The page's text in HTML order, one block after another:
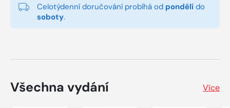
Celotýdenní doručování probíhá od pondělí do
soboty.
Všechna vydání Více